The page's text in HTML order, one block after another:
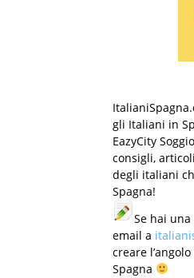
gli Italiani in
EazyCity
consigli,
degli italiani
Spagna!
Se hai
email a
creare
Spagna